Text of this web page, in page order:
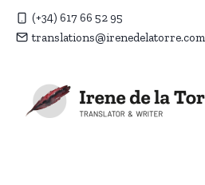
Doorgaan
naar
(+34) 617 66 52 95
translations@irenedelatorre.com